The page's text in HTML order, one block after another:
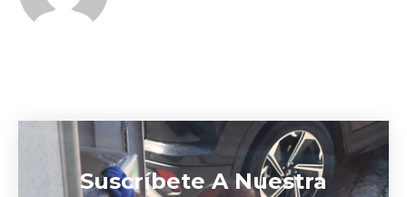
Suscríbete A Nuestra